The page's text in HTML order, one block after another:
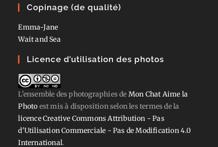
Copinage (de qualité)
Emma-Jane
Wait and Sea
Licence d’utilisation des photos
L'ensemble des photographiesde Mon Chat Aime la
Photo est mis à disposition selon les termes de la
licence Creative Commons Attribution - Pas
d'Utilisation Commerciale - Pas de Modification 4.0
International.